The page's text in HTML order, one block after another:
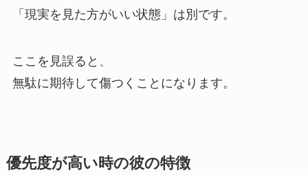
「現実を見た方がいい状態」は別です。
ここを見誤ると、
無駄に期待して傷つくことになります。
優先度が高い時の彼の特徴